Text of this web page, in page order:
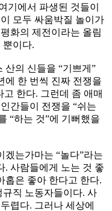
기에서 파생된 것들이
모두 싸움박질 놀이가
화의 제전이라는 올림
뿐이다.
산의 신들을 “기쁘게”
에 한 번씩 진짜 전쟁을
한다. 그런데 좀 애매
간들이 전쟁을 “쉬는
“하는 것”에 기뻐했을
겠는가마는 “놀다”라는
. 사람들에게 노는 것 좋
홉은 좋아 한다고 한다.
직 노동자들이다. 사
렵다. 그러나 세상에